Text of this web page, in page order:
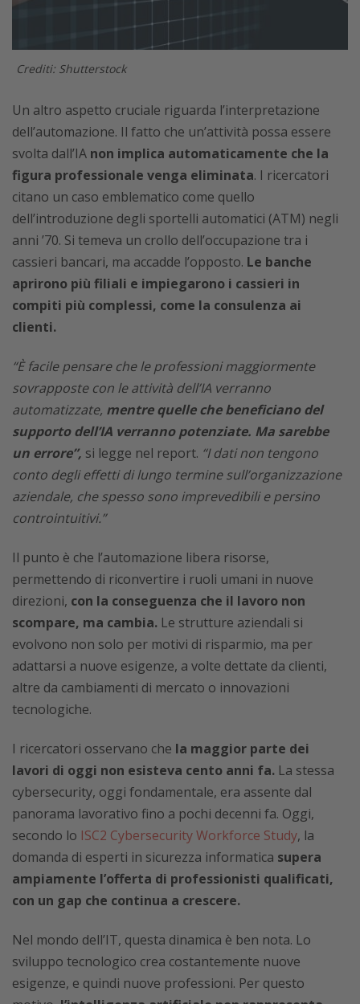
Crediti: Shutterstock
Un altro aspetto cruciale riguarda l’interpretazione
dell’automazione. Il fatto che un’attività possa essere
svolta dall’IA non implica automaticamente che la
figura professionale venga eliminata. I ricercatori
citano un caso emblematico come quello
dell’introduzione degli sportelli automatici (ATM) negli
anni ’70. Si temeva un crollo dell’occupazione tra i
cassieri bancari, ma accadde l’opposto. Le banche
aprirono più filiali e impiegarono i cassieri in
compiti più complessi, come la consulenza ai
clienti.
“È facile pensare che le professioni maggiormente
sovrapposte con le attività dell’IA verranno
automatizzate, mentre quelle che beneficiano del
supporto dell’IA verranno potenziate. Ma sarebbe
un errore”, si legge nel report. “I dati non tengono
conto degli effetti di lungo termine sull’organizzazione
aziendale, che spesso sono imprevedibili e persino
controintuitivi.”
Il punto è che l’automazione libera risorse,
permettendo di riconvertire i ruoli umani in nuove
direzioni, con la conseguenza che il lavoro non
scompare, ma cambia. Le strutture aziendali si
evolvono non solo per motivi di risparmio, ma per
adattarsi a nuove esigenze, a volte dettate da clienti,
altre da cambiamenti di mercato o innovazioni
tecnologiche.
I ricercatori osservano che la maggior parte dei
lavori di oggi non esisteva cento anni fa. La stessa
cybersecurity, oggi fondamentale, era assente dal
panorama lavorativo fino a pochi decenni fa. Oggi,
secondo lo ISC2 Cybersecurity Workforce Study, la
domanda di esperti in sicurezza informatica supera
ampiamente l’offerta di professionisti qualificati,
con un gap che continua a crescere.
Nel mondo dell’IT, questa dinamica è ben nota. Lo
sviluppo tecnologico crea costantemente nuove
esigenze, e quindi nuove professioni. Per questo